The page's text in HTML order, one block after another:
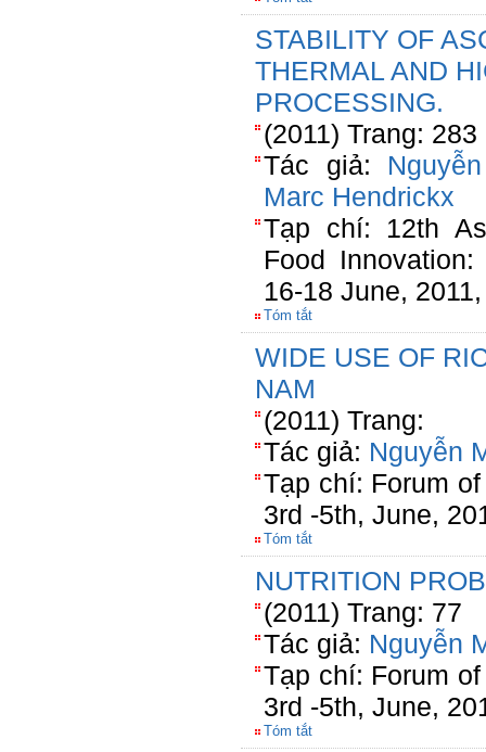
STABILITY OF
THERMAL AND
PROCESSING.
(2011) Trang: 283
Tác giả:
Marc Hendrickx
Tạp chí: 12th
Food
16-18 June,
Tóm tắt
WIDE USE OF
NAM
(2011) Trang:
Tác giả: Nguyễn
Tạp chí: Forum
3rd -5th, June,
Tóm tắt
NUTRITION
(2011) Trang: 77
Tác giả: Nguyễn
Tạp chí: Forum
3rd -5th, June,
Tóm tắt